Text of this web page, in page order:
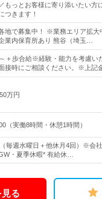
もっとお客様に寄り添いたい方
つきます！
地で募集中！ ※業務エリア拡大
業内保育所あり 熊谷（埼玉…
＋歩合給※経験・能力を考慮
接時にご相談ください。※上記
万円
（実働8時間・休憩1時間）
毎週水曜日＋他休月4回）※会
・夏季休暇* 有給休…
る